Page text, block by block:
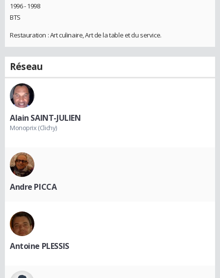
1996 - 1998
BTS
Restauration : Art culinaire, Art de la table et du service.
Réseau
Alain SAINT-JULIEN
Monoprix (Clichy)
Andre PICCA
Antoine PLESSIS